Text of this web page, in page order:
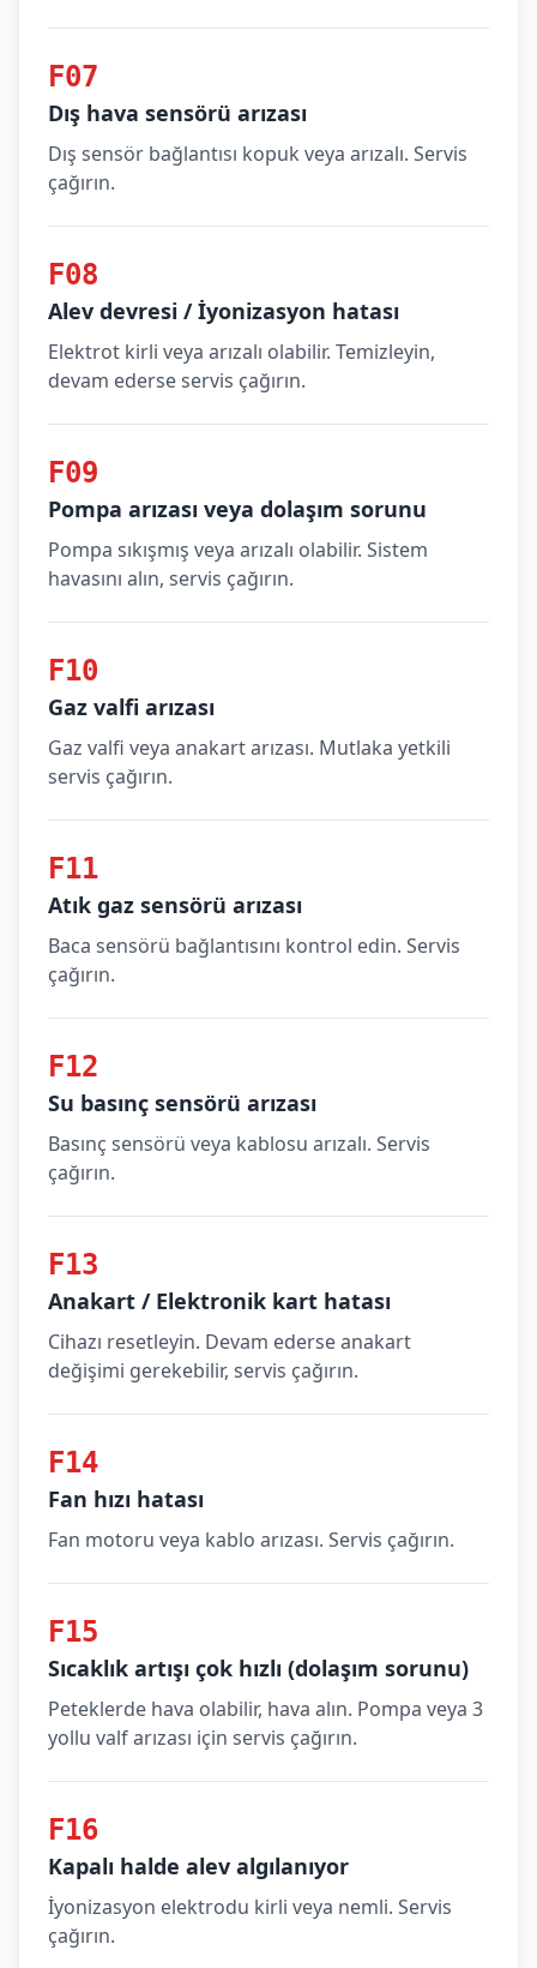
F07
Dış hava sensörü arızası
Dış sensör bağlantısı kopuk veya arızalı. Servis
çağırın.
F08
Alev devresi / İyonizasyon hatası
Elektrot kirli veya arızalı olabilir. Temizleyin,
devam ederse servis çağırın.
F09
Pompa arızası veya dolaşım sorunu
Pompa sıkışmış veya arızalı olabilir. Sistem
havasını alın, servis çağırın.
F10
Gaz valfi arızası
Gaz valfi veya anakart arızası. Mutlaka yetkili
servis çağırın.
F11
Atık gaz sensörü arızası
Baca sensörü bağlantısını kontrol edin. Servis
çağırın.
F12
Su basınç sensörü arızası
Basınç sensörü veya kablosu arızalı. Servis
çağırın.
F13
Anakart / Elektronik kart hatası
Cihazı resetleyin. Devam ederse anakart
değişimi gerekebilir, servis çağırın.
F14
Fan hızı hatası
Fan motoru veya kablo arızası. Servis çağırın.
F15
Sıcaklık artışı çok hızlı (dolaşım sorunu)
Peteklerde hava olabilir, hava alın. Pompa veya 3
yollu valf arızası için servis çağırın.
F16
Kapalı halde alev algılanıyor
İyonizasyon elektrodu kirli veya nemli. Servis
çağırın.